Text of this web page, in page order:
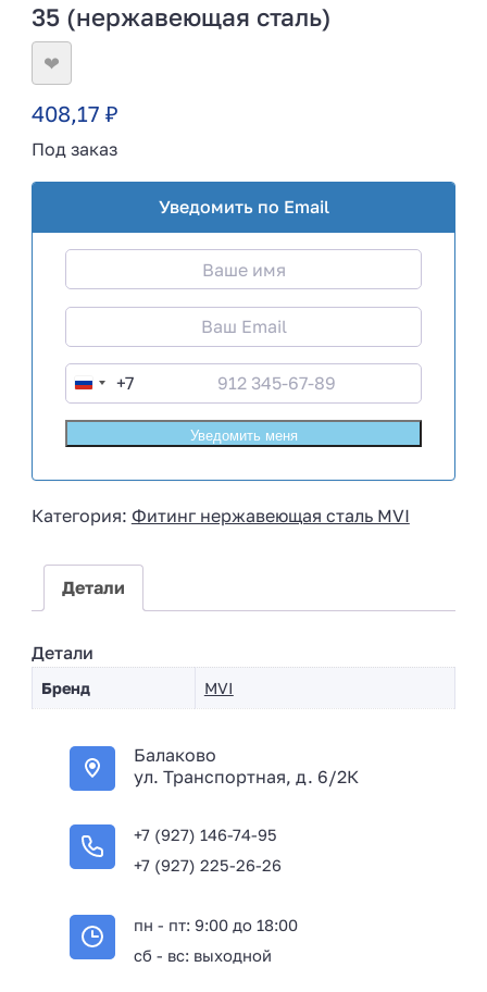
35 (нержавеющая сталь)
❤
408,17 ₽
Под заказ
Уведомить по Email
R
u
s
a
7
+7
Категория: Фитинг нержавеющая сталь MVI
Детали
Детали
Бренд MVI
Балаково
ул. Транспортная, д. 6/2К
+7 (927) 146-74-95
+7 (927) 225-26-26
пн - пт: 9:00 до 18:00
сб - вс: выходной